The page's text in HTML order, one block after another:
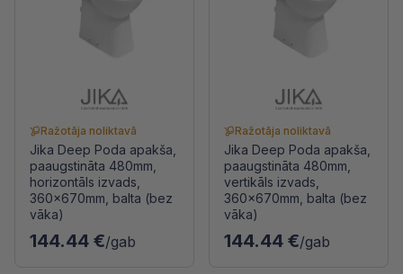
Ražotāja noliktavā
Jika Deep Poda apakša,
paaugstināta 480mm,
horizontāls izvads,
360x670mm, balta (bez
vāka)
144.44 €/gab
Ražotāja noliktavā
Jika Deep Poda apakša,
paaugstināta 480mm,
vertikāls izvads,
360x670mm, balta (bez
vāka)
144.44 €/gab